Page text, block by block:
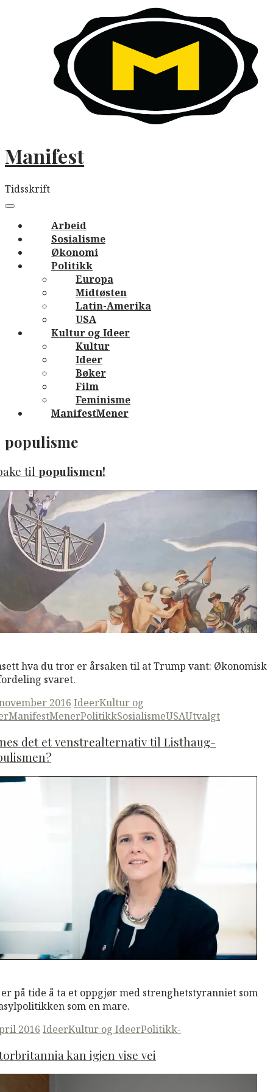
Manifest
Tidsskrift
navigation
Menu
Arbeid
Sosialisme
Økonomi
Politikk
Europa
Midtøsten
Latin-Amerika
USA
Kultur og Ideer
Kultur
Ideer
Bøker
Film
Feminisme
ManifestMener
populisme
til populismen!
hva du tror er årsaken til at Trump vant: Økonomisk
svaret.
2016 IdeerKultur og
ManifestMenerPolitikkSosialismeUSAUtvalgt
det et venstrealternativ til Listhaug-
på tide å ta et oppgjør med strenghetstyranniet som
som en mare.
2016 IdeerKultur og IdeerPolitikk-
kan igjen vise vei